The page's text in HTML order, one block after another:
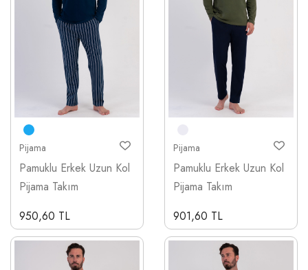
Pijama
Pamuklu Erkek Uzun Kol
Pijama Takım
950,60 TL
Pijama
Pamuklu Erkek Uzun Kol
Pijama Takım
901,60 TL